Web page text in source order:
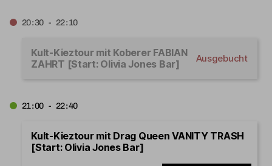
20:30 - 22:10
Kult-Kieztour mit Koberer FABIAN
ZAHRT [Start: Olivia Jones Bar]
Ausgebucht
21:00 - 22:40
Kult-Kieztour mit Drag Queen VANITY TRASH
[Start: Olivia Jones Bar]